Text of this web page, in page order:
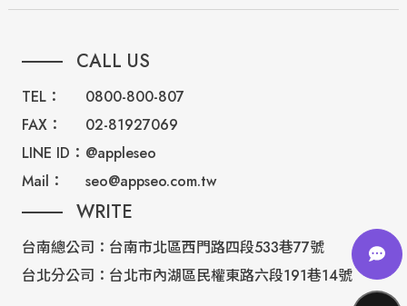
CALL US
TEL：
0800-800-807
FAX：
02-81927069
LINE ID： @appleseo
Mail：
seo@appseo.com.tw
WRITE
台南總公司： 台南市北區西門路四段533巷77號
台北分公司： 台北市內湖區民權東路六段191巷14號